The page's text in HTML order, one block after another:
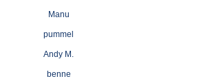
Manu
pummel
Andy M.
benne